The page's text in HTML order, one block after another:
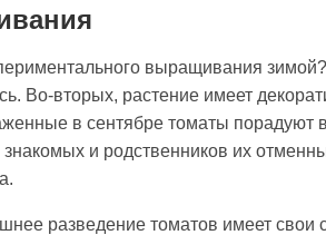
выращивания
Во-вторых, растение имеет
в сентябре томаты порадуют
и родственников их
разведение томатов имеет свои